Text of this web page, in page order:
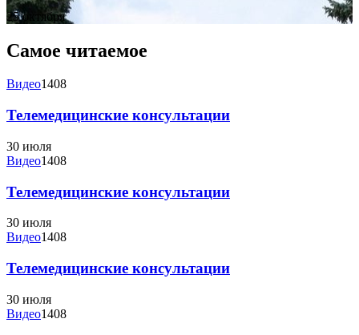
25 октября
Самое читаемое
Видео1408
Телемедицинские консультации
30 июля
Видео1408
Телемедицинские консультации
30 июля
Видео1408
Телемедицинские консультации
30 июля
Видео1408